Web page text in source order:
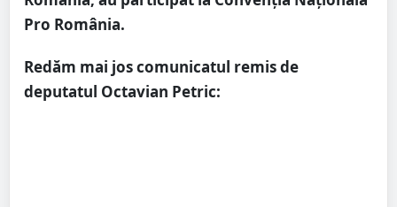
Pro România.
Redăm mai jos comunicatul remis de
deputatul Octavian Petric: